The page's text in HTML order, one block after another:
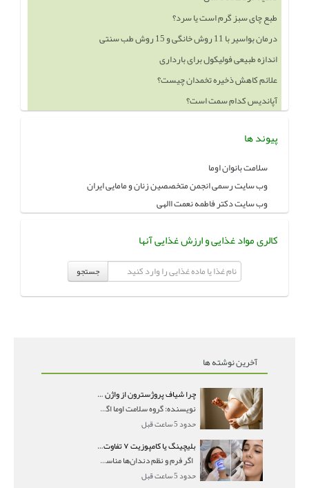
طبع چای سبز گرم است یا سرد؟
درمان بواسیر با 11 روش خانگی و 15 روش طب سنتی
اندازه طبیعی فولیکول برای بارداری
علائم کاهش ذخیره تخمدان چیست؟
آپاندیس کدام سمت است؟
پیوند ها
سلامت بانوان اوما
وب سایت رسمی انجمن متخصصین زنان و مامایی ایران
وب سایت دکتر فاطمه نعمت االهی
کالری مواد غذایی و ارزش غذایی آنها
جستجو
آخرین نوشته ها
چرا شیاف پروژسترون از واژن بیرون می‌ریزد؟ میزان جذب و زمان صحیح مصرف
نویسنده: گروه سلامت اوما اگر بعد از گذاشتن شیاف پر
حدود 5 ساعت قبل
بلیچینگ یا کامپوزیت ۷ تفاوت مهم برای انتخاب درست
اگر فرم و نظم دندان‌ها مناسب است و مشکل
حدود 5 ساعت قبل